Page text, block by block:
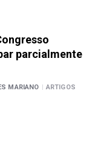
parcialmente
MARIANO | ARTIGOS